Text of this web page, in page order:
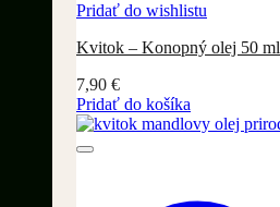
Pridať do wishlistu
Kvitok – Konopný olej 50 ml
7,90 €
Pridať do košíka